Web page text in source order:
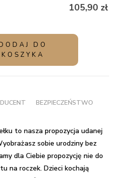
105,90 zł
DO
KOSZYKA
BEZPIECZEŃSTWO
to nasza propozycjaudanej
sobie urodziny bez
dla Ciebie propozycję nie do
na roczek. Dzieci kochają